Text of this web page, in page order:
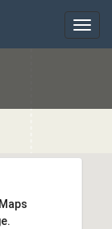
Toggle
Toggle